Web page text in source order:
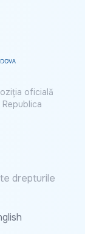
oficială
drepturile